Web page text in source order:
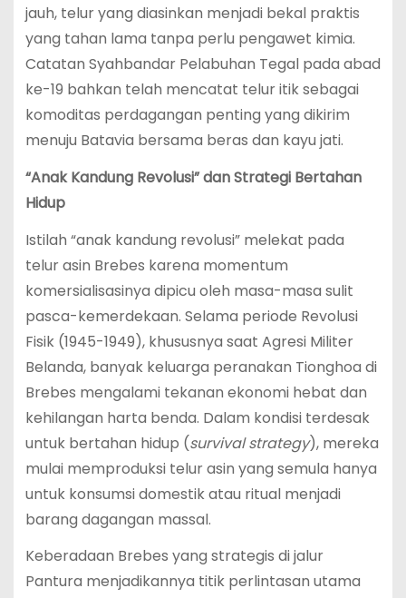
jauh, telur yang diasinkan menjadi bekal praktis
yang tahan lama tanpa perlu pengawet kimia.
Catatan Syahbandar Pelabuhan Tegal pada abad
ke-19 bahkan telah mencatat telur itik sebagai
komoditas perdagangan penting yang dikirim
menuju Batavia bersama beras dan kayu jati.
“Anak Kandung Revolusi” dan Strategi Bertahan
Hidup
Istilah “anak kandung revolusi” melekat pada
telur asin Brebes karena momentum
komersialisasinya dipicu oleh masa-masa sulit
pasca-kemerdekaan. Selama periode Revolusi
Fisik (1945-1949), khususnya saat Agresi Militer
Belanda, banyak keluarga peranakan Tionghoa di
Brebes mengalami tekanan ekonomi hebat dan
kehilangan harta benda. Dalam kondisi terdesak
untuk bertahan hidup (survival strategy), mereka
mulai memproduksi telur asin yang semula hanya
untuk konsumsi domestik atau ritual menjadi
barang dagangan massal.
Keberadaan Brebes yang strategis di jalur
Pantura menjadikannya titik perlintasan utama